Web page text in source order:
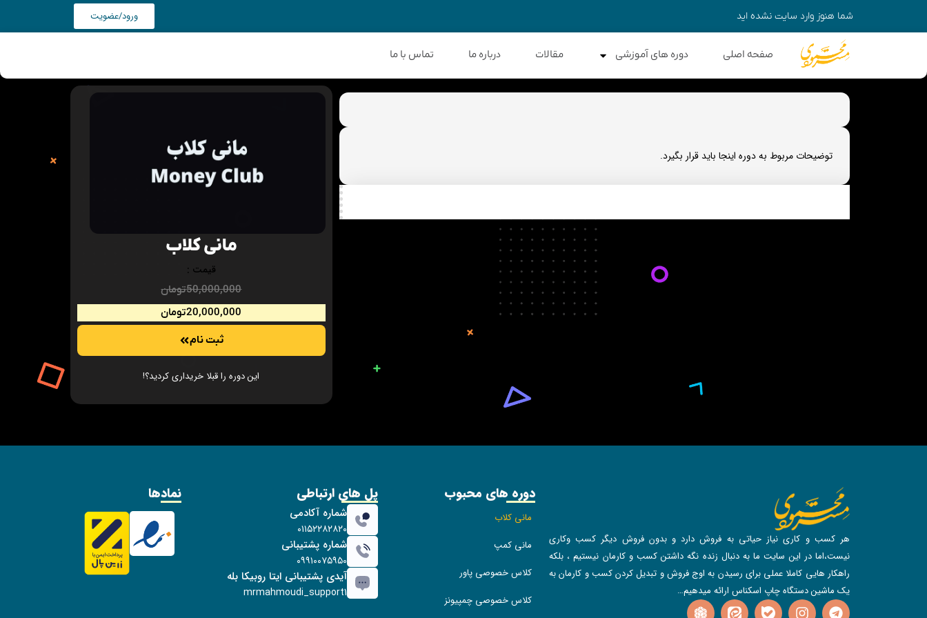
شما هنوز وارد سایت نشده اید ورود/عضویت
صفحه اصلی دوره های آموزشی مقالات درباره ما تماس با ما
مانی کلاب
قیمت :
50,000,000تومان
20,000,000تومان
ثبت نام
این دوره را قبلا خریداری کردید؟!
توضیحات مربوط به دوره اینجا باید قرار بگیرد.
هر کسب و کاری نیاز حیاتی به فروش دارد و بدون فروش دیگر کسب و‌کاری
نیست،اما در این سایت ما به دنبال زنده نگه داشتن کسب و کارمان نیستیم ، بلکه
راهکار هایی کاملا عملی برای رسیدن به اوج فروش و تبدیل کردن کسب و کارمان به
یک ماشین دستگاه چاپ اسکناس ارائه میدهیم…
دوره های محبوب
مانی کلاب
مانی کمپ
کلاس خصوصی پاور
کلاس خصوصی چمپیونز
پل های ارتباطی
شماره آکادمی
۰۱۱۵۲۲۸۲۸۲۰
شماره پشتیبانی
۰۹۹۱۰۰۷۵۹۵۰
آیدی پشتیبانی ایتا روبیکا بله
mrmahmoudi_support1
نمادها